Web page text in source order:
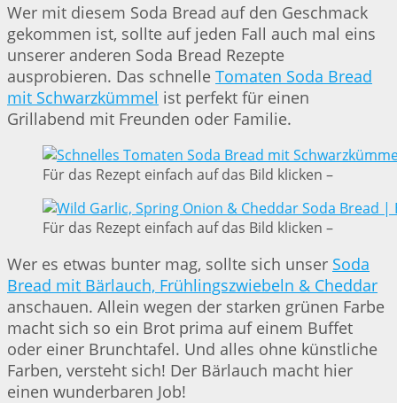
Wer mit diesem Soda Bread auf den Geschmack
gekommen ist, sollte auf jeden Fall auch mal eins
unserer anderen Soda Bread Rezepte
ausprobieren. Das schnelle Tomaten Soda Bread
mit Schwarzkümmel ist perfekt für einen
Grillabend mit Freunden oder Familie.
Für das Rezept einfach auf das Bild klicken –
Für das Rezept einfach auf das Bild klicken –
Wer es etwas bunter mag, sollte sich unser Soda
Bread mit Bärlauch, Frühlingszwiebeln & Cheddar
anschauen. Allein wegen der starken grünen Farbe
macht sich so ein Brot prima auf einem Buffet
oder einer Brunchtafel. Und alles ohne künstliche
Farben, versteht sich! Der Bärlauch macht hier
einen wunderbaren Job!